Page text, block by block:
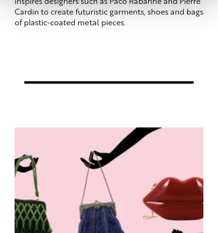
Cardin to create futuristic garments, shoes and bags
of plastic-coated metal pieces.